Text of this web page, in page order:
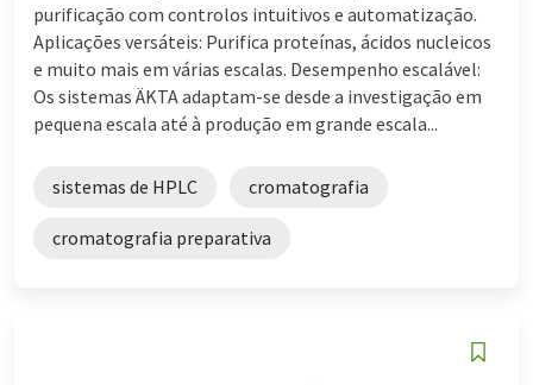
purificação com controlos intuitivos e automatização.
Aplicações versáteis: Purifica proteínas, ácidos nucleicos
e muito mais em várias escalas. Desempenho escalável:
Os sistemas ÄKTA adaptam-se desde a investigação em
pequena escala até à produção em grande escala...
sistemas de HPLC cromatografia
cromatografia preparativa